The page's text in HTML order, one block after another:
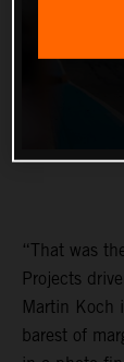
“That was
Projects
Martin Koch
barest of